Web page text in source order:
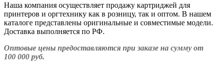
Наша компания осуществляет продажу картриджей для
принтеров и оргтехнику как в розницу, так и оптом. В нашем
каталоге представлены оригинальные и совместимые модели.
Доставка выполняется по РФ.
Оптовые цены предоставляются при заказе на сумму от
100 000 руб.